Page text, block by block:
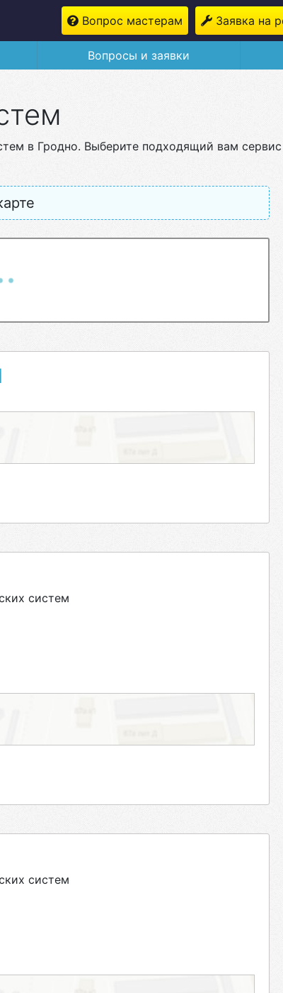
Вопрос мастерам Заявка на
Вопросы и заявки
в Гродно. Выберите подходящий вам
систем
систем